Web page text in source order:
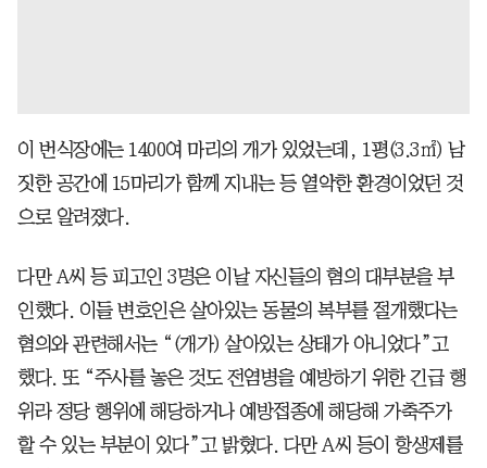
이 번식장에는 1400여 마리의 개가 있었는데, 1평(3.3㎡) 남
짓한 공간에 15마리가 함께 지내는 등 열악한 환경이었던 것
으로 알려졌다.
다만 A씨 등 피고인 3명은 이날 자신들의 혐의 대부분을 부
인했다. 이들 변호인은 살아있는 동물의 복부를 절개했다는
혐의와 관련해서는 “(개가) 살아있는 상태가 아니었다”고
했다. 또 “주사를 놓은 것도 전염병을 예방하기 위한 긴급 행
위라 정당 행위에 해당하거나 예방접종에 해당해 가축주가
할 수 있는 부분이 있다”고 밝혔다. 다만 A씨 등이 항생제를